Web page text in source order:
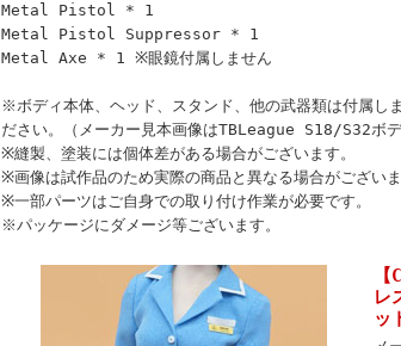
Metal Pistol * 1
Metal Pistol Suppressor * 1
Metal Axe * 1 ※眼鏡付属しません
※ボディ本体、ヘッド、スタンド、他の武器類は付属し
ださい。（メーカー見本画像はTBLeague S18/S32ボデ
※縫製、塗装には個体差がある場合がございます。
※画像は試作品のため実際の商品と異なる場合がございま
※一部パーツはご自身での取り付け作業が必要です。
※パッケージにダメージ等ございます。
レ
ッ